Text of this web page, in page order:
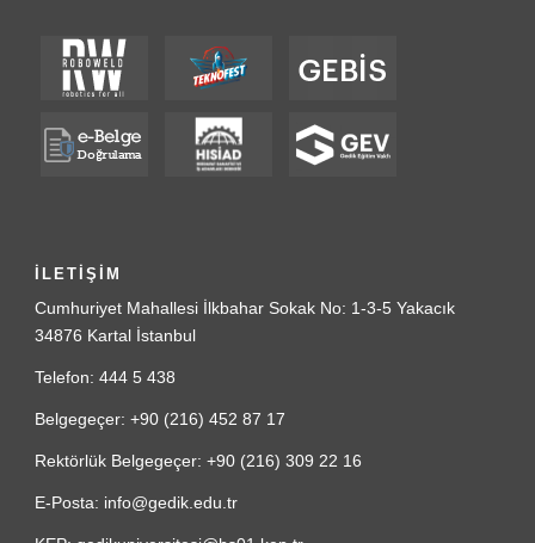
İLETİŞİM
Cumhuriyet Mahallesi İlkbahar Sokak No: 1-3-5 Yakacık
34876 Kartal İstanbul
Telefon: 444 5 438
Belgegeçer: +90 (216) 452 87 17
Rektörlük Belgegeçer: +90 (216) 309 22 16
E-Posta: info@gedik.edu.tr